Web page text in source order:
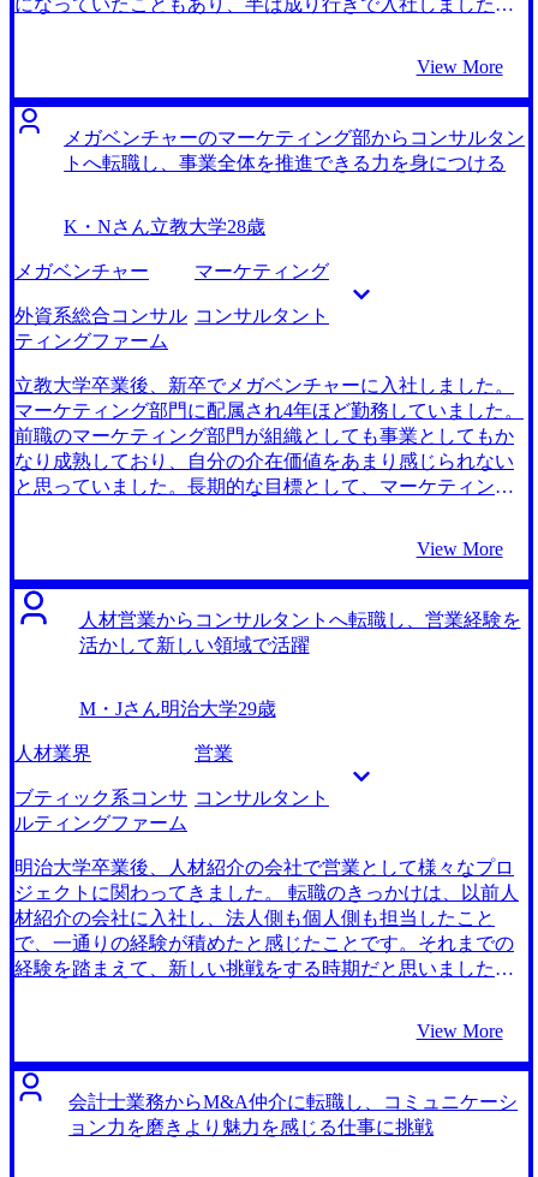
は良くも悪くも、事業が伸びている間は楽しいのですが、
成長が止まり始めると辛いと感じることも多々あり、社会
のトレンドなど運の要素もだいぶ強いものだと感じていま
した。一方でコンサルティングファームは市場も伸びてい
野に入れて転職先を探しました。 1社です。 スタートアッ
援でコンサルタントへの転職を成功させたと言っていたの
で紹介してもらいました。私と同じようにスタートアップ
の経験がある方の支援実績があることは心強く感じまし
ルティングファームにとても深い知見をお持ちで、とても
親身に相談にのってくれたので、安部さんにお任せして間
違いないと確信しました。 私の経歴から目指せるコンサル
ティングファームを数多く教えてくれたうえ、どんな時も
寄り添って支援していただけたので、挫折することなく頑
経歴書をとてもクオリティの高いものに仕上げていただけ
ました。安部さんは思ったことを正直に伝えてくれる方だ
ったので、忖度ない意見をもらえたことで最後まで安心し
て頼ることができました。 20代半ばで転職活動ができた点
です。前職でできる経験に変化がなくなってきて、成長も
ングで転職ができました。 これまでのキャリアを振り返っ
ャリアを積んできていたことを今回の転職活動中に痛感し
ました。今回の転職を機にもう少し中長期なキャリア展望
にも目を向けながら仕事を頑張ろうと思いました。 転職前
は年収450万円、転職後は年収500万円になりました。 中長
期的にやりたいことがまだ定まっていないので、コンサル
タントとして成長する中で見つけたいと思います。中途入
社の方が多いファームなので、色々な方のキャリアを参考
にしながら、コンサルタントとしての経験を積みたいで
す。
View More
メガベンチャーのマーケティング部からコンサルタン
トへ転職し、事業全体を推進できる力を身につける
K・Nさん立教大学28歳
メガベンチャー マーケティング
外資系総合コンサル
ティングファーム
コンサルタント
立教大学卒業後、新卒でメガベンチャーに入社しました。
マーケティング部門に配属され4年ほど勤務していました。
前職のマーケティング部門が組織としても事業としてもか
なり成熟しており、自分の介在価値をあまり感じられない
と思っていました。長期的な目標として、マーケティング
サルタント経験のあるメンバーが非常に優秀で、常々刺激
を受けていました。マーケターの能力として、媒体や消費
者の理解だけでなく、プロジェクトをリードできる能力も
重要だと感じたので、総合的なビジネスマンとしてのスキ
択肢として根本的なキャリアプランからしっかりとヒアリ
ングしてくれたので、私のキャリアと真摯に向き合ってく
れていると信頼できました。安部さんは私の前職の業務内
容についても深く理解されていて、この方なら任せられる
と感じたので支援をお願いしようと思い至りました。 なに
ファームならどういったマーケティングの案件があるのか
丁寧に教えてくれたので、自分の実力、スキルではどのフ
ァームが合っているのかを見極めることができ、転職先の
目標を定めるのに役立ちました。また、事業推進がしたい
という私のニーズに対しても、的確に企業選定をしてもら
して志願できたので、受ける企業一つひとつに対して前向
きに、ポジティブに取り組めました。 また、安部さんのサ
ポートもあり選考の軸をしっかりと作れたので、面接の時
でも自分のこれまでのキャリアを踏まえたアピールがやり
やすかったです。 贅沢な悩みですが、受けているファーム
View More
人材営業からコンサルタントへ転職し、営業経験を
活かして新しい領域で活躍
M・Jさん明治大学29歳
人材業界 営業
ブティック系コンサ
ルティングファーム
コンサルタント
明治大学卒業後、人材紹介の会社で営業として様々なプロ
ジェクトに関わってきました。 転職のきっかけは、以前人
材紹介の会社に入社し、法人側も個人側も担当したこと
で、一通りの経験が積めたと感じたことです。それまでの
経験を踏まえて、新しい挑戦をする時期だと思いました。
です。彼らの洞察力や専門知識に感銘を受け、自分もその
世界で成長したいと思いました。 2社です。 MyVisionの安
部さんを人材紹介会社向けの企業説明会でお見かけしたこ
とがあり、その時に非常に鋭く的を射た質問をされていた
View More
会計士業務からM&A仲介に転職し、コミュニケーシ
ョン力を磨きより魅力を感じる仕事に挑戦